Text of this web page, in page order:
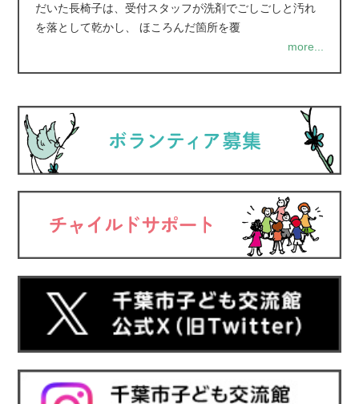
だいた長椅子は、受付スタッフが洗剤でごしごしと汚れ
を落として乾かし、 ほころんだ箇所を覆
more...